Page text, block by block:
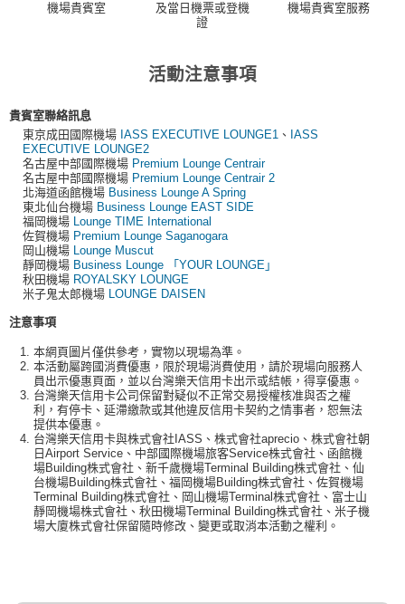
機場貴賓室
及當日機票或登機
證
機場貴賓室服務
活動注意事項
貴賓室聯絡訊息
東京成田國際機場 IASS EXECUTIVE LOUNGE1 、 IASS
EXECUTIVE LOUNGE2
名古屋中部國際機場 Premium Lounge Centrair
名古屋中部國際機場 Premium Lounge Centrair 2
北海道函館機場 Business Lounge A Spring
東北仙台機場 Business Lounge EAST SIDE
福岡機場 Lounge TIME International
佐賀機場 Premium Lounge Saganogara
岡山機場 Lounge Muscut
靜岡機場 Business Lounge 「YOUR LOUNGE」
秋田機場 ROYALSKY LOUNGE
米子鬼太郎機場 LOUNGE DAISEN
注意事項
本網頁圖片僅供參考，實物以現場為準。
本活動屬跨國消費優惠，限於現場消費使用，請於現場向服務人
員出示優惠頁面，並以台灣樂天信用卡出示或結帳，得享優惠。
台灣樂天信用卡公司保留對疑似不正常交易授權核准與否之權
利，有停卡、延滯繳款或其他違反信用卡契約之情事者，恕無法
提供本優惠。
台灣樂天信用卡與株式會社IASS、株式會社aprecio、株式會社朝
日Airport Service、中部國際機場旅客Service株式會社、函館機
場Building株式會社、新千歲機場Terminal Building株式會社、仙
台機場Building株式會社、福岡機場Building株式會社、佐賀機場
Terminal Building株式會社、岡山機場Terminal株式會社、富士山
靜岡機場株式會社、秋田機場Terminal Building株式會社、米子機
場大廈株式會社保留隨時修改、變更或取消本活動之權利。